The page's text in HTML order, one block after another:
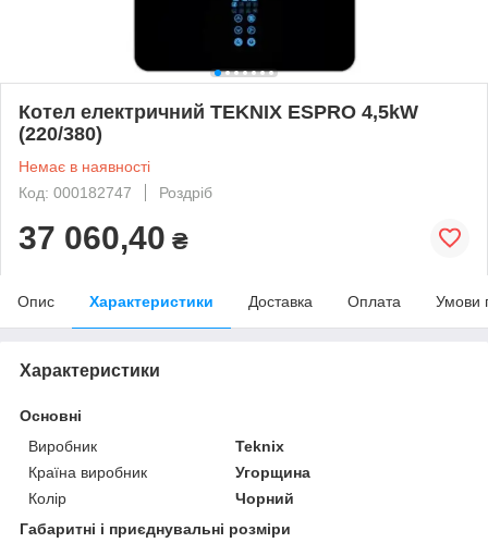
Котел електричний TEKNIX ESPRO 4,5kW
(220/380)
Немає в наявності
Код: 000182747
Роздріб
37 060,40 ₴
Опис Характеристики Доставка Оплата Умови
Характеристики
Основні
Виробник
Teknix
Країна виробник
Угорщина
Колір
Чорний
Габаритні і приєднувальні розміри